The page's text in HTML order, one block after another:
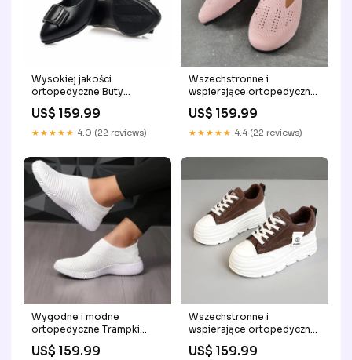
Wysokiej jakości
ortopedyczne Buty
Size:40.0
US$ 159.99
★★★★★ 4.0 (22 reviews)
Wszechstronne i
wspierające ortopedyczne
Trampki Color:Style 5
US$ 159.99
★★★★★ 4.4 (22 reviews)
Wygodne i modne
ortopedyczne Trampki
Size:39.0
US$ 159.99
Wszechstronne i
wspierające ortopedyczne
Trampki winner boots
US$ 159.99